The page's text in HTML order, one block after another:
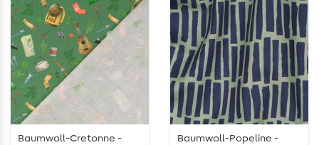
Baumwoll-Cretonne -
Baumwoll-Popeline -